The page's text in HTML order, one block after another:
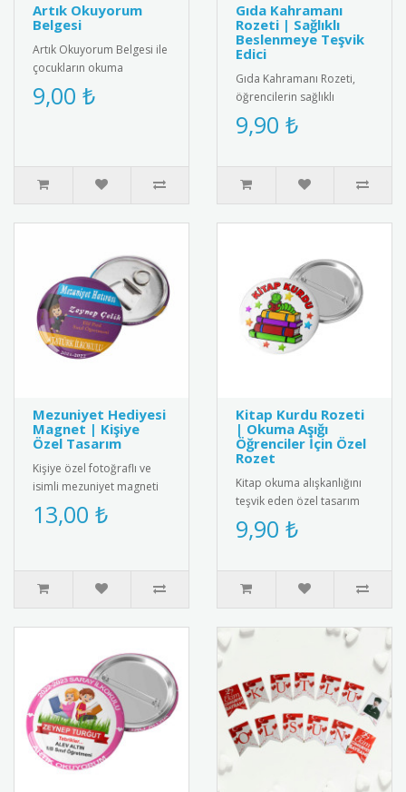
Artık Okuyorum
Belgesi
Artık Okuyorum Belgesi ile
çocukların okuma
başarısını taçlandırın!
Renkli ve özel tasarımıyla
9,00 ₺
Gıda Kahramanı
Rozeti | Sağlıklı
Beslenmeye Teşvik
Edici
Gıda Kahramanı Rozeti,
öğrencilerin sağlıklı
beslenme alışkanlıklarını
teşvik etmek amacıyla
9,90 ₺
Mezuniyet Hediyesi
Magnet | Kişiye
Özel Tasarım
Kişiye özel fotoğraflı ve
isimli mezuniyet magneti
ile mezuniyet anını anlamlı
bir hediyeyle ölümsüz..
13,00 ₺
Kitap Kurdu Rozeti
| Okuma Aşığı
Öğrenciler İçin Özel
Rozet
Kitap okuma alışkanlığını
teşvik eden özel tasarım
rozet. Okuma sevgisini
yansıtan şık ve anlamlı bi..
9,90 ₺